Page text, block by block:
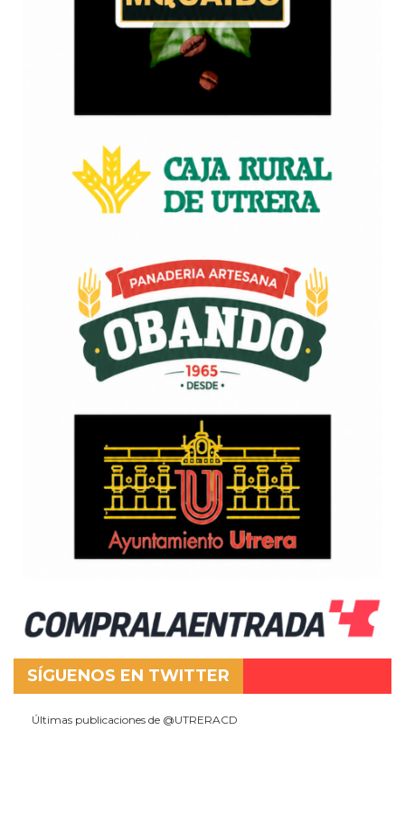
SÍGUENOS EN TWITTER
Últimas publicaciones de @UTRERACD